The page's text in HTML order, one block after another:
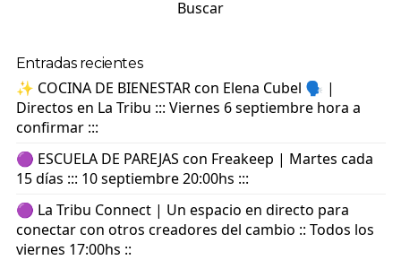
Buscar
Entradas recientes
✨ COCINA DE BIENESTAR con Elena Cubel 🗣️ |
Directos en La Tribu ::: Viernes 6 septiembre hora a
confirmar :::
🟣 ESCUELA DE PAREJAS con Freakeep | Martes cada
15 días ::: 10 septiembre 20:00hs :::
🟣 La Tribu Connect | Un espacio en directo para
conectar con otros creadores del cambio :: Todos los
viernes 17:00hs ::